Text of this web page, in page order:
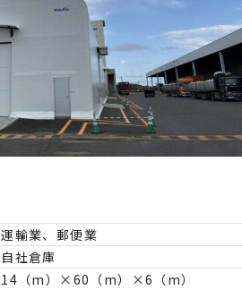
運輸業、郵便業
自社倉庫
14（m）×60（m）×6（m）